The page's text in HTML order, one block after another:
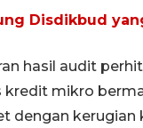
Disdikbud
hasil audit
kredit mikro
kerugian